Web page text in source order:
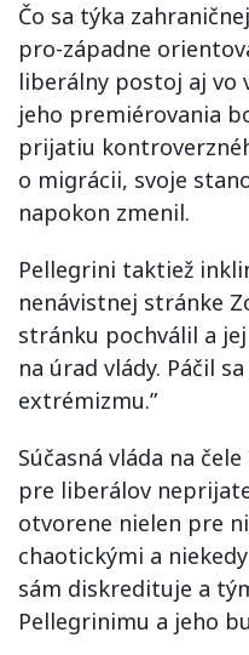
Čo sa týka
pro-západne
liberálny postoj aj vo
jeho premiérovania
prijatiu
o migrácii, svoje
napokon zmenil.
Pellegrini taktiež
nenávistnej stránke
stránku pochválil a
na úrad vlády. Páčil
extrémizmu.”
Súčasná vláda na
pre liberálov
otvorene nielen pre
chaotickými a
sám diskredituje a
Pellegrinimu a jeho